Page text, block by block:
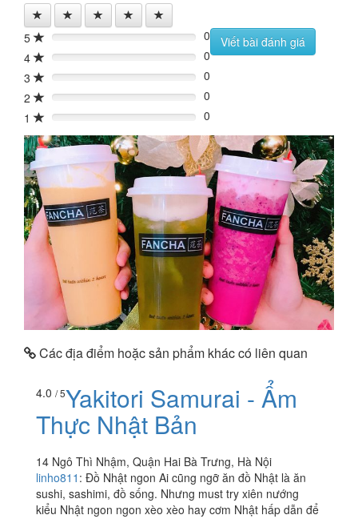
5 0%
0
4
0%
0
3
0%
0
2
0%
0
1
0% 0
Viết bài đánh giá
Các địa điểm hoặc sản phẩm khác có liên quan
4.0 / 5Yakitori Samurai - Ẩm
Thực Nhật Bản
14 Ngô Thì Nhậm, Quận Hai Bà Trưng, Hà Nội
linho811 : Đồ Nhật ngon Ai cũng ngỡ ăn đồ Nhật là ăn
sushi, sashimi, đồ sống. Nhưng must try xiên nướng
kiểu Nhật ngon ngon xèo xèo hay cơm Nhật hấp dẫn để